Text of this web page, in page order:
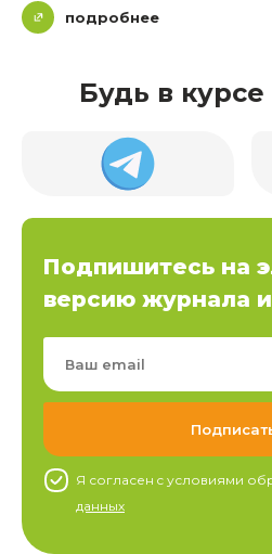
подробнее
Будь в
Подпишитесь на
версию журнала
Я согласен c условиями
данных